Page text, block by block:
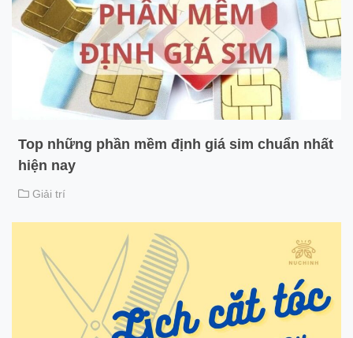
Top những phần mềm định giá sim chuẩn nhất
hiện nay
Giải trí